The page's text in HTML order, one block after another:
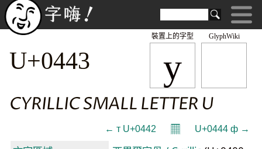
GlyphWiki
у
裝置上的字型
U+0443
CYRILLIC SMALL LETTER U
← т U+0442 𝄜 U+0444 ф →